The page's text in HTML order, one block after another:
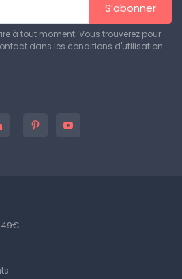
S’abonner
à tout moment. Vous trouverez pour
dans les conditions d'utilisation